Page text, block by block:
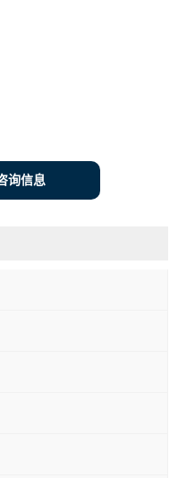
询信息